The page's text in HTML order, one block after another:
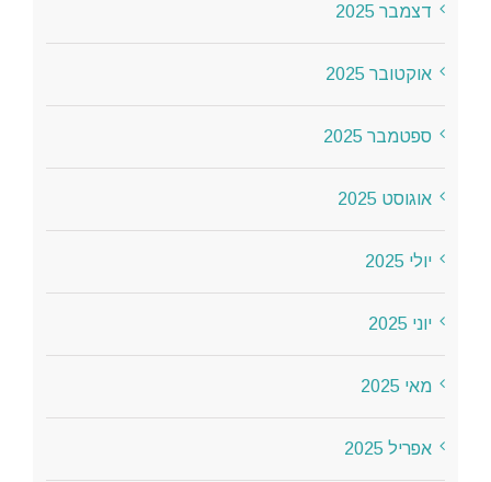
דצמבר 2025
אוקטובר 2025
ספטמבר 2025
אוגוסט 2025
יולי 2025
יוני 2025
מאי 2025
אפריל 2025